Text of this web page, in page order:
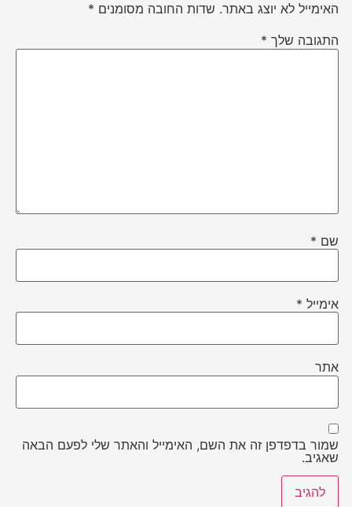
האימייל לא יוצג באתר. שדות החובה מסומנים *
התגובה שלך *
שם *
אימייל *
אתר
שמור בדפדפן זה את השם, האימייל והאתר שלי לפעם הבאה
שאגיב.